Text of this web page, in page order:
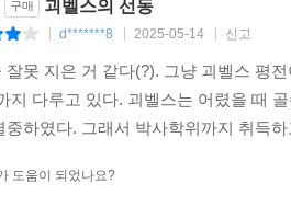
필요했다. 1차 세계대전 참전군
반동’과의 협력은 나치를 배반하는
에 더욱 그러했다. …… 괴벨스에게는
문에 그가 누구보다 끌어들이고 싶
에서 일본 제국주의나 박정희, 전두
사실이다. 언론 통제를 통해 국민을
자는 바로 요제프 괴벨스였다.
르면 언론은 “정부의 손 안에 있는 피
인도 나누어 지도록 한 것이었다.
구매 괴벨스의 선동
d*******8 2025-05-14 신고
잘못 지은 거 같다(?). 그냥 괴벨스 평
지 다루고 있다. 괴벨스는 어렸을 때
중하였다. 그래서 박사학위까지 취득
도움이 되었나요?